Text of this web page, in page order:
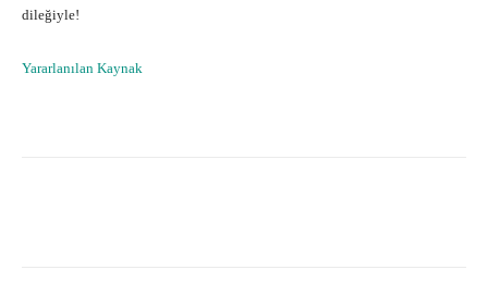
dileğiyle!
Yararlanılan Kaynak